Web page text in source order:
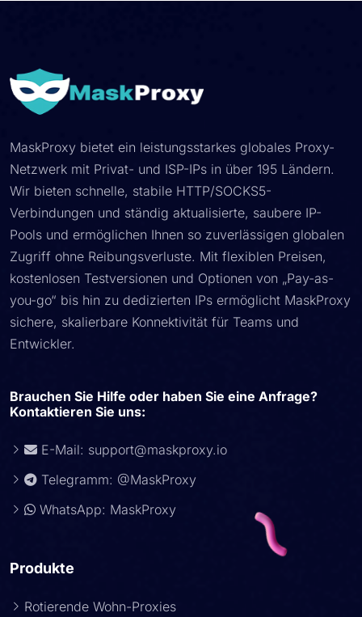
MaskProxy bietet ein leistungsstarkes globales Proxy-
Netzwerk mit Privat- und ISP-IPs in über 195 Ländern.
Wir bieten schnelle, stabile HTTP/SOCKS5-
Verbindungen und ständig aktualisierte, saubere IP-
Pools und ermöglichen Ihnen so zuverlässigen globalen
Zugriff ohne Reibungsverluste. Mit flexiblen Preisen,
kostenlosen Testversionen und Optionen von „Pay-as-
you-go“ bis hin zu dedizierten IPs ermöglicht MaskProxy
sichere, skalierbare Konnektivität für Teams und
Entwickler.
Brauchen Sie Hilfe oder haben Sie eine Anfrage?
Kontaktieren Sie uns:
E-Mail: support@maskproxy.io
Telegramm: @MaskProxy
WhatsApp: MaskProxy
Produkte
Rotierende Wohn-Proxies